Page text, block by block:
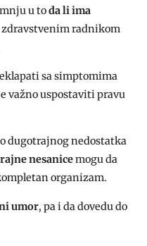
u toda li ima
zdravstvenim radnikom
sa simptomima
važno uspostaviti pravu
dugotrajnog nedostatka
nesanicemogu da
organizam.
umor, pa i da dovedu do